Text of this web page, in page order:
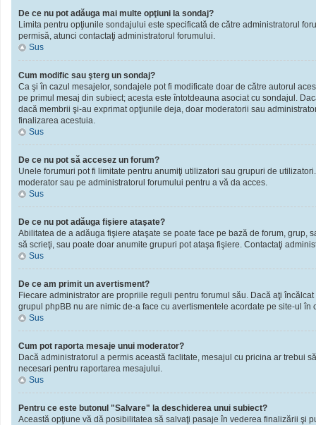
De ce nu pot adăuga mai multe opţiuni la sondaj?
Limita pentru opţiunile sondajului este specificată de către administratorul
permisă, atunci contactaţi administratorul forumului.
Sus
Cum modific sau şterg un sondaj?
Ca şi în cazul mesajelor, sondajele pot fi modificate doar de către autorul
pe primul mesaj din subiect; acesta este întotdeauna asociat cu sondajul.
dacă membrii şi-au exprimat opţiunile deja, doar moderatorii sau
finalizarea acestuia.
Sus
De ce nu pot să accesez un forum?
Unele forumuri pot fi limitate pentru anumiţi utilizatori sau grupuri de
moderator sau pe administratorul forumului pentru a vă da acces.
Sus
De ce nu pot adăuga fişiere ataşate?
Abilitatea de a adăuga fişiere ataşate se poate face pe bază de forum, grup,
să scrieţi, sau poate doar anumite grupuri pot ataşa fişiere. Contactaţi
Sus
De ce am primit un avertisment?
Fiecare administrator are propriile reguli pentru forumul său. Dacă aţi
grupul phpBB nu are nimic de-a face cu avertismentele acordate pe site-ul
Sus
Cum pot raporta mesaje unui moderator?
Dacă administratorul a permis această faclitate, mesajul cu pricina ar trebui
necesari pentru raportarea mesajului.
Sus
Pentru ce este butonul "Salvare" la deschiderea unui subiect?
Această opţiune vă dă posibilitatea să salvaţi pasaje în vederea finalizării şi